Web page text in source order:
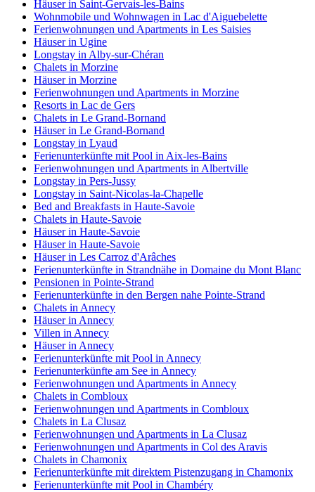
Häuser in Saint-Gervais-les-Bains
Wohnmobile und Wohnwagen in Lac d'Aiguebelette
Ferienwohnungen und Apartments in Les Saisies
Häuser in Ugine
Longstay in Alby-sur-Chéran
Chalets in Morzine
Häuser in Morzine
Ferienwohnungen und Apartments in Morzine
Resorts in Lac de Gers
Chalets in Le Grand-Bornand
Häuser in Le Grand-Bornand
Longstay in Lyaud
Ferienunterkünfte mit Pool in Aix-les-Bains
Ferienwohnungen und Apartments in Albertville
Longstay in Pers-Jussy
Longstay in Saint-Nicolas-la-Chapelle
Bed and Breakfasts in Haute-Savoie
Chalets in Haute-Savoie
Häuser in Haute-Savoie
Häuser in Haute-Savoie
Häuser in Les Carroz d'Arâches
Ferienunterkünfte in Strandnähe in Domaine du Mont Blanc
Pensionen in Pointe-Strand
Ferienunterkünfte in den Bergen nahe Pointe-Strand
Chalets in Annecy
Häuser in Annecy
Villen in Annecy
Häuser in Annecy
Ferienunterkünfte mit Pool in Annecy
Ferienunterkünfte am See in Annecy
Ferienwohnungen und Apartments in Annecy
Chalets in Combloux
Ferienwohnungen und Apartments in Combloux
Chalets in La Clusaz
Ferienwohnungen und Apartments in La Clusaz
Ferienwohnungen und Apartments in Col des Aravis
Chalets in Chamonix
Ferienunterkünfte mit direktem Pistenzugang in Chamonix
Ferienunterkünfte mit Pool in Chambéry